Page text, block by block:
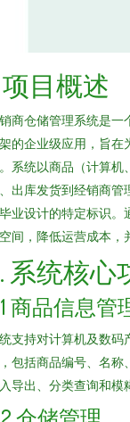
项目概述
商仓储管理系统是一
的企业级应用，旨在
系统以商品（计算机
出库发货到经销商管
业设计的特定标识。
间，降低运营成本，
系统核心
商品信息管
支持对计算机及数码
包括商品编号、名称
导出、分类查询和模